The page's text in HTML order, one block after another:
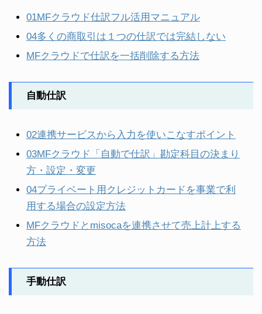
01MFクラウド仕訳フル活用マニュアル
04多くの商取引は１つの仕訳では完結しない
MFクラウドで仕訳を一括削除する方法
自動仕訳
02連携サービスから入力を使いこなすポイント
03MFクラウド「自動で仕訳」勘定科目の決まり
方・設定・変更
04プライベート用クレジットカードを事業で利
用する場合の設定方法
MFクラウドとmisocaを連携させて売上計上する
方法
手動仕訳